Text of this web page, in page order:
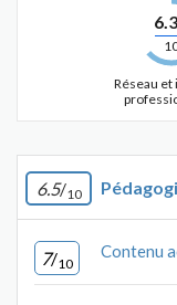
Réseau
6.5/10
7/10
Contenu